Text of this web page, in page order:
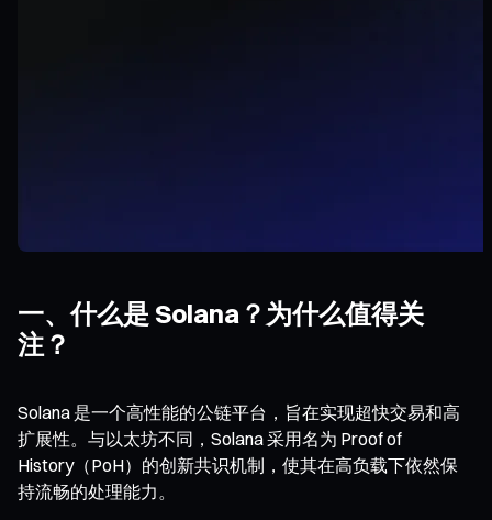
一、什么是 Solana？为什么值得关
注？
Solana 是一个高性能的公链平台，旨在实现超快交易和高
扩展性。与以太坊不同，Solana 采用名为 Proof of
History（PoH）的创新共识机制，使其在高负载下依然保
持流畅的处理能力。